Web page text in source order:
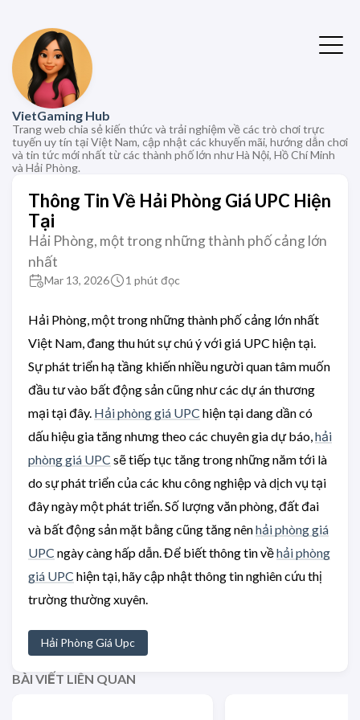
VietGaming Hub
Trang web chia sẻ kiến thức và trải nghiệm về các trò chơi trực
tuyến uy tín tại Việt Nam, cập nhật các khuyến mãi, hướng dẫn chơi
và tin tức mới nhất từ các thành phố lớn như Hà Nội, Hồ Chí Minh
và Hải Phòng.
Thông Tin Về Hải Phòng Giá UPC Hiện
Tại
Hải Phòng, một trong những thành phố cảng lớn
nhất
Mar 13, 2026 1 phút đọc
Hải Phòng, một trong những thành phố cảng lớn nhất
Việt Nam, đang thu hút sự chú ý với giá UPC hiện tại.
Sự phát triển hạ tầng khiến nhiều người quan tâm muốn
đầu tư vào bất động sản cũng như các dự án thương
mại tại đây. Hải phòng giá UPC hiện tại dang dần có
dấu hiệu gia tăng nhưng theo các chuyên gia dự báo,hải
phòng giá UPC sẽ tiếp tục tăng trong những năm tới là
do sự phát triển của các khu công nghiệp và dịch vụ tại
đây ngày một phát triển. Số lượng văn phòng, đất đai
và bất động sản mặt bằng cũng tăng nênhải phòng giá
UPC ngày càng hấp dẫn. Để biết thông tin vềhải phòng
giá UPC hiện tại, hãy cập nhật thông tin nghiên cứu thị
trường thường xuyên.
Hải Phòng Giá Upc
BÀI VIẾT LIÊN QUAN